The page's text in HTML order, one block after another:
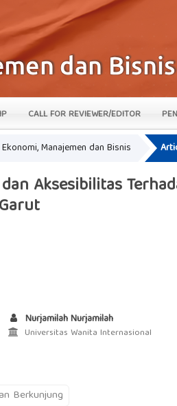
CALL FOR REVIEWER/EDITOR
Manajemen dan Bisnis
Aksesibilitas
Nurjamilah Nurjamilah
Universitas Wanita Internasional
Berkunjung